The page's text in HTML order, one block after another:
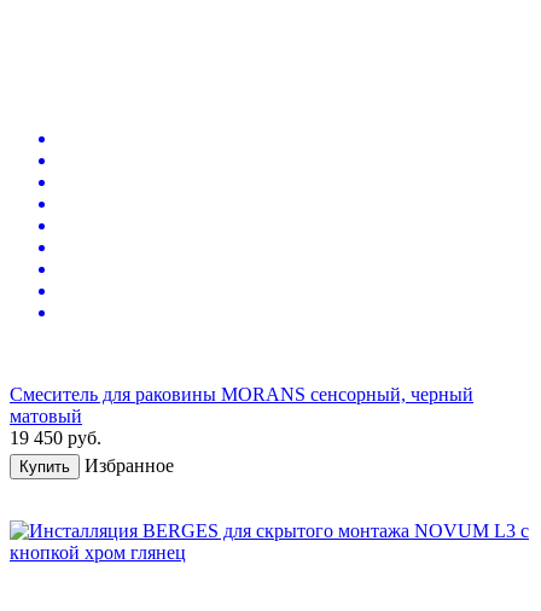
Смеситель для раковины MORANS сенсорный, черный
матовый
19 450 руб.
Купить Избранное